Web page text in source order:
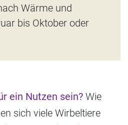
Wärme und
bis Oktober oder
ein Nutzen sein? Wie
sich viele Wirbeltiere